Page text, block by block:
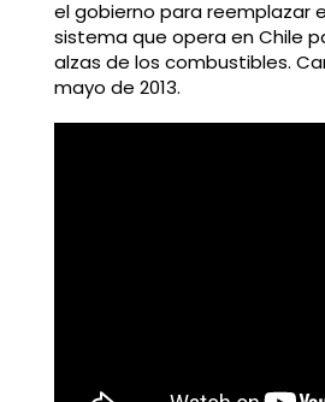
el gobierno para reemplazar
sistema que opera en Chile
alzas de los combustibles.
mayo de 2013.